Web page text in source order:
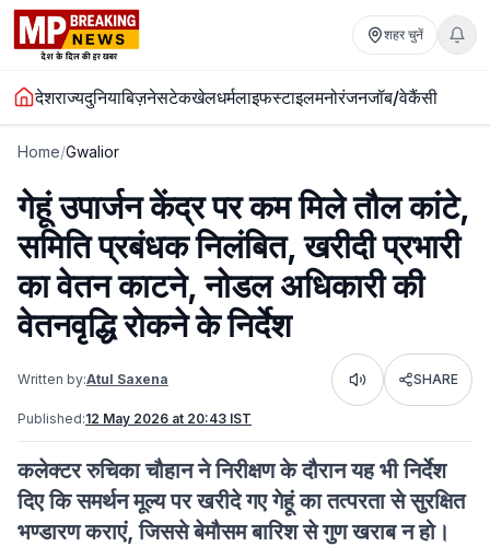
शहर चुनें
देशराज्यदुनियाबिज़नेसटेकखेलधर्मलाइफस्टाइलमनोरंजनजॉब/वेकैंसी
Home/Gwalior
गेहूं उपार्जन केंद्र पर कम मिले तौल कांटे,
समिति प्रबंधक निलंबित, खरीदी प्रभारी
का वेतन काटने, नोडल अधिकारी की
वेतनवृद्धि रोकने के निर्देश
Written by:Atul Saxena Listen SHARE
Published:12 May 2026 at 20:43 IST
कलेक्टर रुचिका चौहान ने निरीक्षण के दौरान यह भी निर्देश
दिए कि समर्थन मूल्य पर खरीदे गए गेहूं का तत्परता से सुरक्षित
भण्डारण कराएं, जिससे बेमौसम बारिश से गुण खराब न हो।